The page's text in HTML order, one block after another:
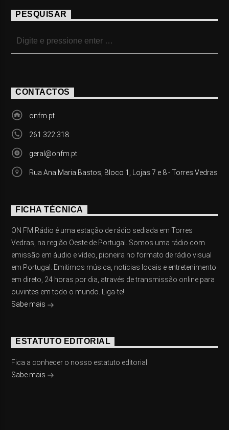
PESQUISAR
CONTACTOS
onfm.pt
261 322 318
geral@onfm.pt
Rua Ana Maria Bastos, Bloco 1, Lojas 7 e 8 - Torres Vedras
FICHA TÉCNICA
ON FM Rádio é uma estação de rádio sediada em Torres
Vedras, na região Oeste de Portugal. Somos uma rádio com
emissão em áudio e vídeo, pioneira no formato de rádio visual
em Portugal. Emitimos música, notícias locais e entretenimento
em direto, 24 horas por dia, através de transmissão online para
ouvintes em todo o mundo. Liga-te!
Sabe mais
ESTATUTO EDITORIAL
Fica a conhecer o nosso estatuto editorial
Sabe mais